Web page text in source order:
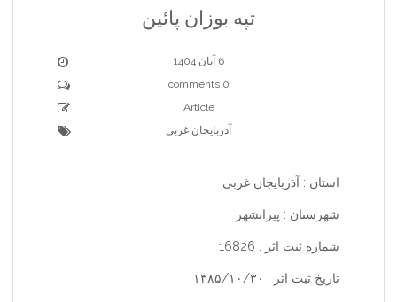
تپه بوزان پائین
6 آبان 1404
0 comments
Article
آذربایجان غربی
استان : آذربایجان غربی
شهرستان : پیرانشهر
شماره ثبت اثر : 16826
تاریخ ثبت اثر : ۱۳۸۵/۱۰/۳۰